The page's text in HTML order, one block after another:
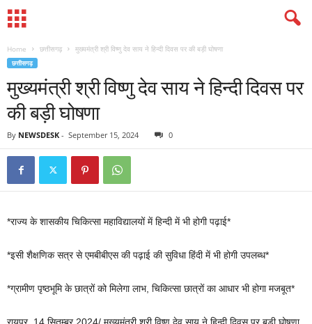
Home छत्तीसगढ़ मुख्यमंत्री श्री विष्णु देव साय ने हिन्दी दिवस पर की बड़ी घोषणा
छत्तीसगढ़
मुख्यमंत्री श्री विष्णु देव साय ने हिन्दी दिवस पर
की बड़ी घोषणा
By NEWSDESK - September 15, 2024 0
*राज्य के शासकीय चिकित्सा महाविद्यालयों में हिन्दी में भी होगी पढ़ाई*
*इसी शैक्षणिक सत्र से एमबीबीएस की पढ़ाई की सुविधा हिंदी में भी होगी उपलब्ध*
*ग्रामीण पृष्ठभूमि के छात्रों को मिलेगा लाभ, चिकित्सा छात्रों का आधार भी होगा मजबूत*